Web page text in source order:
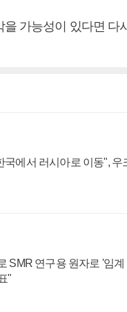
가능성이 있다면 다
국에서 러시아로 이동", 우
SMR 연구용 원자로 '임계
"